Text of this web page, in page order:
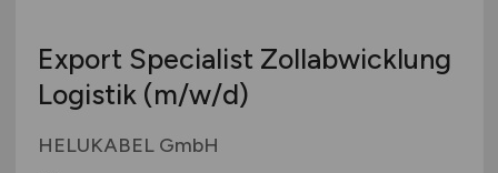
Export Specialist Zollabwicklung
Logistik (m/w/d)
HELUKABEL GmbH